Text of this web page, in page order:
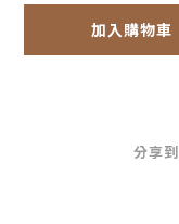
加入購物車
分享到